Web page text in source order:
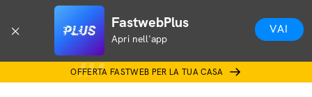
FastwebPlus
Apri nell'app
VAI
OFFERTA FASTWEB PER LA TUA CASA